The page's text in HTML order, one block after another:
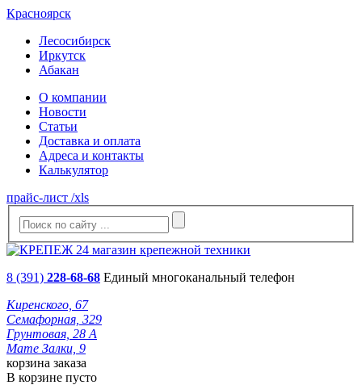
Красноярск
Лесосибирск
Иркутск
Абакан
О компании
Новости
Статьи
Доставка и оплата
Адреса и контакты
Калькулятор
прайс-лист /xls
8 (391) 228-68-68 Единый многоканальный телефон
Киренского, 67
Семафорная, 329
Грунтовая, 28 А
Мате Залки, 9
корзина заказа
В корзине пусто